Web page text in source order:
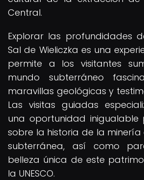
Central.
Explorar las profundidades
Sal de Wieliczka es una
permite a los visitantes
mundo subterráneo
maravillas geológicas y
Las visitas guiadas
una oportunidad
sobre la historia de la
subterránea, así como
belleza única de este
la UNESCO.